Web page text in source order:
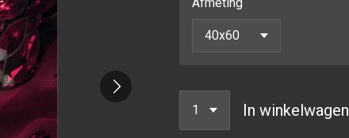
In winkelwagen